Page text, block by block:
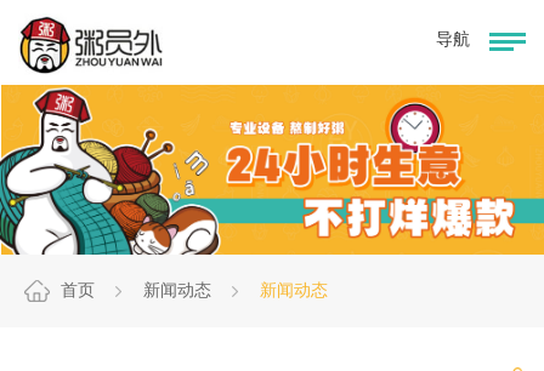
首页 新闻动态 新闻动态